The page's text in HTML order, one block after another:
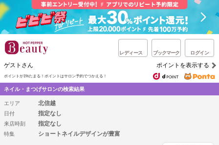
レディース ブックマーク ログイン
ゲストさん ポイントを表示する
ポイントが1%たまる！ ポイントはサロン予約でつかえる！
ネイル・まつげサロンの検索結果
エリア 北信越
日付 指定なし
来店時刻 指定なし
特集 ショートネイルデザインが豊富